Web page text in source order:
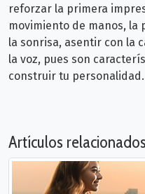
reforzar la primera
movimiento de manos, la
la sonrisa, asentir con la
la voz, pues son
construir tu personalidad.
Artículos relacionados